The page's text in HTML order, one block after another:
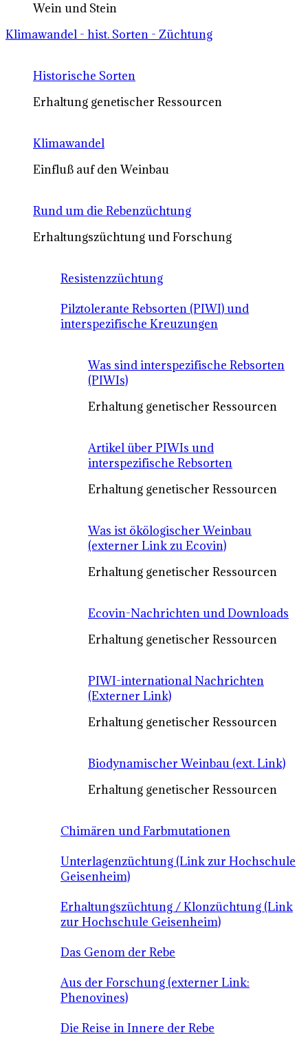
Wein und Stein
Klimawandel - hist. Sorten - Züchtung
Historische Sorten
Erhaltung genetischer Ressourcen
Klimawandel
Einfluß auf den Weinbau
Rund um die Rebenzüchtung
Erhaltungszüchtung und Forschung
Resistenzzüchtung
Pilztolerante Rebsorten (PIWI) und
interspezifische Kreuzungen
Was sind interspezifische Rebsorten
(PIWIs)
Erhaltung genetischer Ressourcen
Artikel über PIWIs und
interspezifische Rebsorten
Erhaltung genetischer Ressourcen
Was ist ökölogischer Weinbau
(externer Link zu Ecovin)
Erhaltung genetischer Ressourcen
Ecovin-Nachrichten und Downloads
Erhaltung genetischer Ressourcen
PIWI-international Nachrichten
(Externer Link)
Erhaltung genetischer Ressourcen
Biodynamischer Weinbau (ext. Link)
Erhaltung genetischer Ressourcen
Chimären und Farbmutationen
Unterlagenzüchtung (Link zur Hochschule
Geisenheim)
Erhaltungszüchtung / Klonzüchtung (Link
zur Hochschule Geisenheim)
Das Genom der Rebe
Aus der Forschung (externer Link:
Phenovines)
Die Reise in Innere der Rebe